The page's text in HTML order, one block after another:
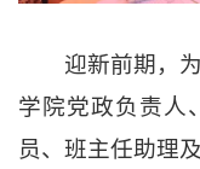
迎新前期，为
学院党政负责人
员、班主任助理